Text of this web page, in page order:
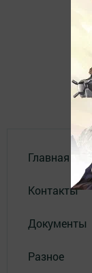
Главная
Контакты
Документы
Разное